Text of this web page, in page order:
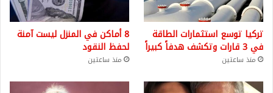
تركيا توسع استثمارات الطاقة
في 3 قارات وتكشف هدفاً كبيراً
منذ ساعتين
8 أماكن في المنزل ليست آمنة
لحفظ النقود
منذ ساعتين